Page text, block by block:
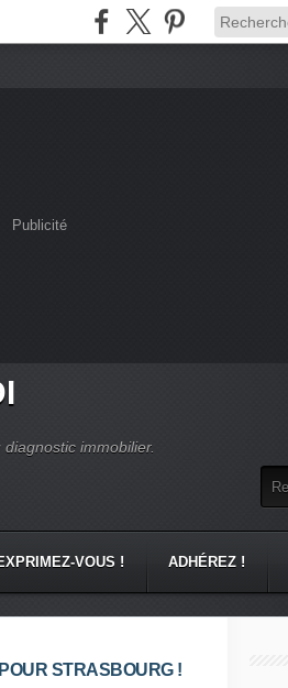
Publicité
immobilier.
VOUS ! ADHÉREZ !
STRASBOURG !